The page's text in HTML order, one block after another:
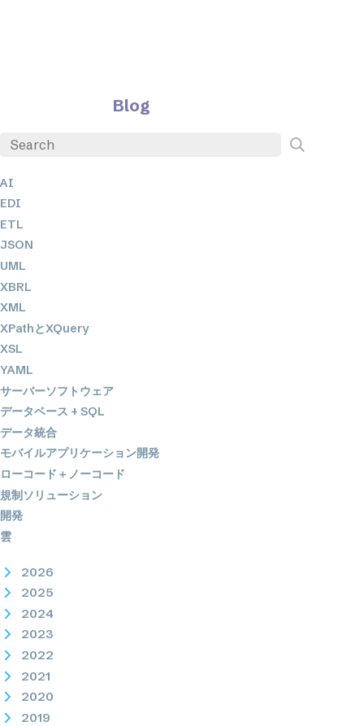
Blog
AI
EDI
ETL
JSON
UML
XBRL
XML
XPathとXQuery
XSL
YAML
サーバーソフトウェア
データベース + SQL
データ統合
モバイルアプリケーション開発
ローコード＋ノーコード
規制ソリューション
開発
雲
2026
2025
2024
2023
2022
2021
2020
2019